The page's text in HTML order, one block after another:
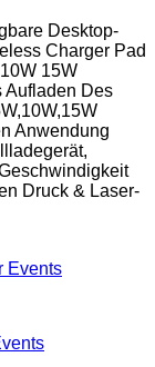
Desktop-
Charger Pad
15W
Aufladen Des
Anwendung
Druck & Laser-